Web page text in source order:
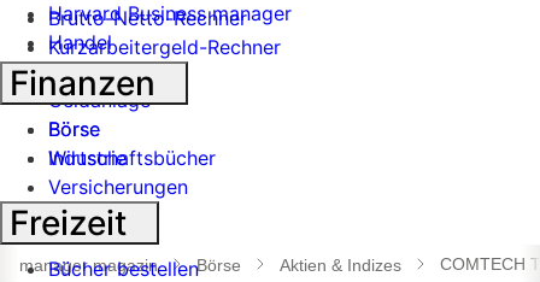
Harvard Business manager
Handel
Banken
Geldanlage
Börse
Industrie
Suche
öffnen
manager magazin Börse Aktien & Indizes COMTECH
Brutto-Netto-Rechner
Kurzarbeitergeld-Rechner
Finanzen
Börse
Wirtschaftsbücher
Versicherungen
Freizeit
Bücher bestellen